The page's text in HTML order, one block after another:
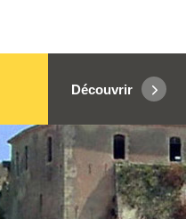
Découvrir